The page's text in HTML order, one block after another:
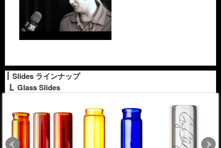
Slides ラインナップ
Glass Slides